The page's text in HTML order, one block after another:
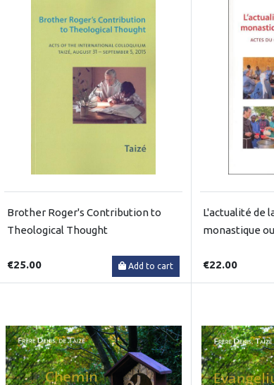
Brother Roger's Contribution to
Theological Thought
€25.00 Add to cart
L'actualité de
monastique
€22.00